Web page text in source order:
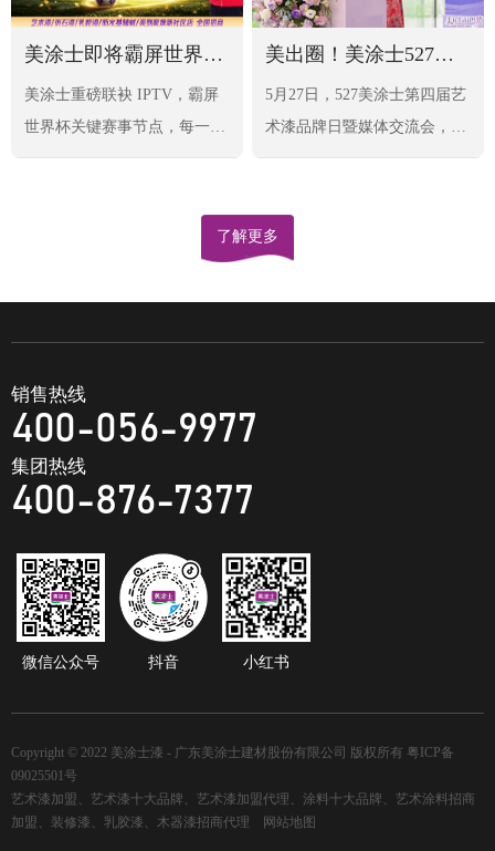
一高光时刻。
美涂士即将霸屏世界杯！全渠道财富入口盛大开放！
美涂士重磅联袂 IPTV，霸屏
世界杯关键赛事节点，每一次
攻防决胜、每一脚破门瞬间，
锁定全民注意力C位！借世界
杯破圈流量大势，美涂士全渠
美出圈！美涂士527艺术漆品牌日圆满召开
5月27日，527美涂士第四届艺
术漆品牌日暨媒体交流会，在
佛山顺德云鹭城市会客厅优雅
了解更多
销售热线
400-056-9977
集团热线
400-876-7377
微信公众号 抖音 小红书
Copyright © 2022 美涂士漆 - 广东美涂士建材股份有限公司 版权所有 粤ICP备
09025501号
艺术漆加盟、艺术漆十大品牌、艺术漆加盟代理、涂料十大品牌、艺术涂料招商
加盟、装修漆、乳胶漆、木器漆招商代理
网站地图